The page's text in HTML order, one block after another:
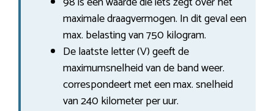
maximale draagvermogen. In dit geval een
max. belasting van 750 kilogram.
De laatste letter (V) geeft de
maximumsnelheid van de band weer.
correspondeert met een max. snelheid
van 240 kilometer per uur.